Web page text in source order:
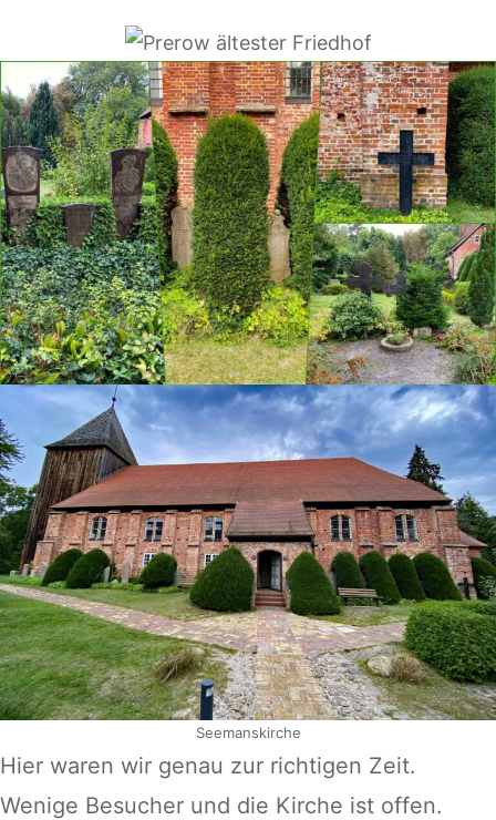
Seemanskirche
Hier waren wir genau zur richtigen Zeit.
Wenige Besucher und die Kirche ist offen.